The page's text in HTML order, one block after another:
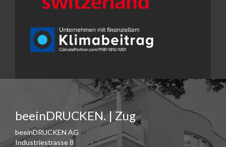
beeinDRUCKEN. | Zug
beeinDRUCKEN AG
Industriestrasse 8